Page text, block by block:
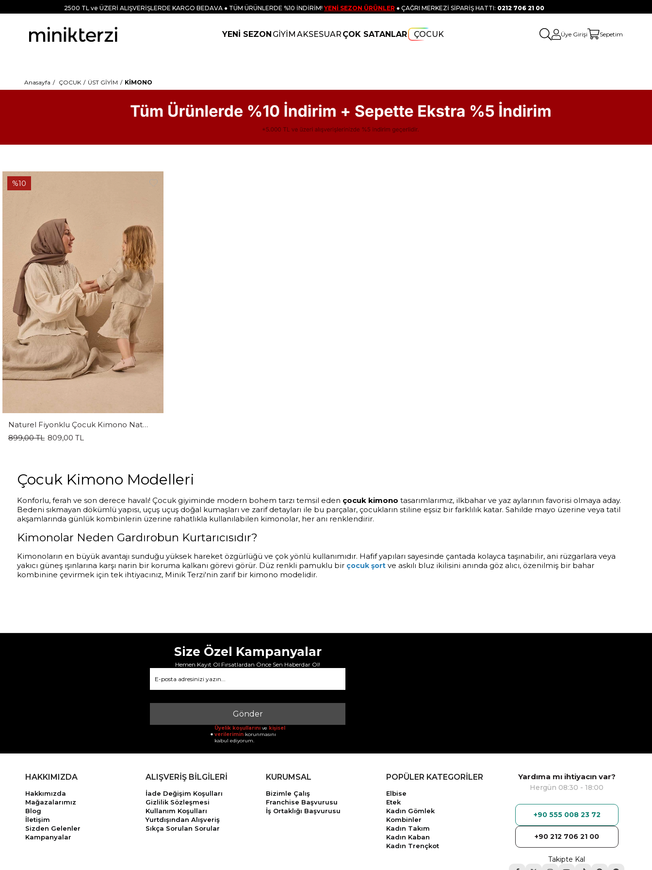
2500 TL ve ÜZERİ ALIŞVERİŞLERDE KARGO BEDAVA ● TÜM ÜRÜNLERDE %10 İNDİRİM! YENİ SEZON ÜRÜNLER ● ÇAĞRI MERKEZİ SİPARİŞ HATTI: 0212 706 21 00
YENİ SEZON GİYİM AKSESUAR ÇOK SATANLAR ÇOCUK Üye Girişi Sepetim
Anasayfa ÇOCUK ÜST GİYİM KİMONO
Naturel Fiyonklu Çocuk Kimono Naturel
809,00 TL
899,00 TL
%10
Çocuk Kimono Modelleri
Konforlu, ferah ve son derece havalı! Çocuk giyiminde modern bohem tarzı temsil eden çocuk kimono tasarımlarımız, ilkbahar ve yaz aylarının favorisi olmaya aday.
Bedeni sıkmayan dökümlü yapısı, uçuş uçuş doğal kumaşları ve zarif detayları ile bu parçalar, çocukların stiline eşsiz bir farklılık katar. Sahilde mayo üzerine veya tatil
akşamlarında günlük kombinlerin üzerine rahatlıkla kullanılabilen kimonolar, her anı renklendirir.
Kimonolar Neden Gardırobun Kurtarıcısıdır?
Kimonoların en büyük avantajı sunduğu yüksek hareket özgürlüğü ve çok yönlü kullanımıdır. Hafif yapıları sayesinde çantada kolayca taşınabilir, ani rüzgarlara veya
yakıcı güneş ışınlarına karşı narin bir koruma kalkanı görevi görür. Düz renkli pamuklu bir çocuk şort ve askılı bluz ikilisini anında göz alıcı, özenilmiş bir bahar
kombinine çevirmek için tek ihtiyacınız, Minik Terzi'nin zarif bir kimono modelidir.
Size Özel Kampanyalar
Hemen Kayıt Ol Fırsatlardan Önce Sen Haberdar Ol!
Gönder
Üyelik koşullarını ve kişisel
verilerimin korunmasını
kabul ediyorum.
HAKKIMIZDA
Hakkımızda
Mağazalarımız
Blog
İletişim
Sizden Gelenler
Kampanyalar
ALIŞVERİŞ BİLGİLERİ
İade Değişim Koşulları
Gizlilik Sözleşmesi
Kullanım Koşulları
Yurtdışından Alışveriş
Sıkça Sorulan Sorular
KURUMSAL
Bizimle Çalış
Franchise Başvurusu
İş Ortaklığı Başvurusu
POPÜLER KATEGORİLER
Elbise
Etek
Kadın Gömlek
Kombinler
Kadın Takım
Kadın Kaban
Kadın Trençkot
Yardıma mı ihtiyacın var?
Hergün 08:30 - 18:00
+90 555 008 23 72
+90 212 706 21 00
Takipte Kal